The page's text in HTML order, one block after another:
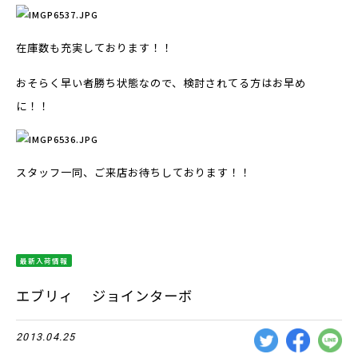
在庫数も充実しております！！
おそらく早い者勝ち状態なので、検討されてる方はお早め
に！！
スタッフ一同、ご来店お待ちしております！！
最新入荷情報
エブリィ ジョインターボ
2013.04.25